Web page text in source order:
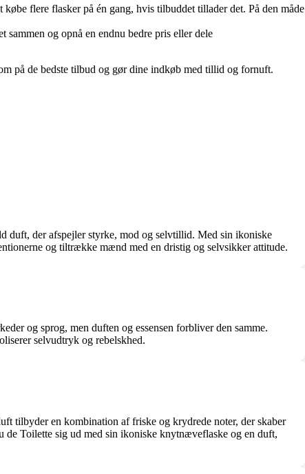
flere flasker på én gang, hvis tilbuddet tillader det. På den måde
og opnå en endnu bedre pris eller dele
på de bedste tilbud og gør dine indkøb med tillid og fornuft.
duft, der afspejler styrke, mod og selvtillid. Med sin ikoniske
og tiltrække mænd med en dristig og selvsikker attitude.
og sprog, men duften og essensen forbliver den samme.
selvudtryk og rebelskhed.
tilbyder en kombination af friske og krydrede noter, der skaber
de Toilette sig ud med sin ikoniske knytnæveflaske og en duft,